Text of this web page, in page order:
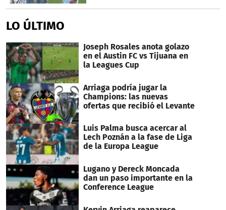
LO ÚLTIMO
Joseph Rosales anota golazo
en el Austin FC vs Tijuana en
la Leagues Cup
Arriaga podría jugar la
Champions: las nuevas
ofertas que recibió el Levante
Luis Palma busca acercar al
Lech Poznán a la fase de Liga
de la Europa League
Lugano y Dereck Moncada
dan un paso importante en la
Conference League